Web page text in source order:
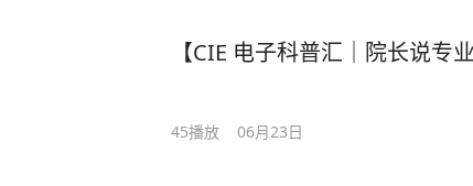
【CIE 电子科普汇｜院长说专
45播放 06月23日